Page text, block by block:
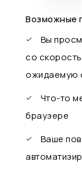
Возможные
Вы
со
ожидаемую
Что-то
браузере
Ваше